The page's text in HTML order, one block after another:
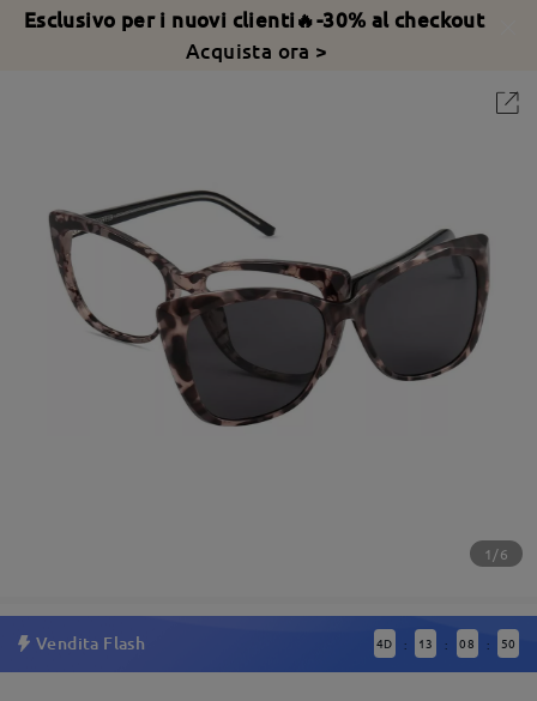
Esclusivo per i nuovi clienti🔥-30% al checkout
Acquista ora >
1/6
Vendita Flash 4D : 13 : 08 : 49